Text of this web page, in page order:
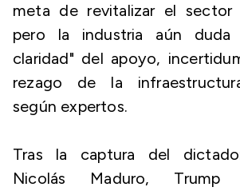
meta de revitalizar el sector
pero la industria aún
claridad" del apoyo,
rezago de la
según expertos.
Tras la captura del
Nicolás Maduro,